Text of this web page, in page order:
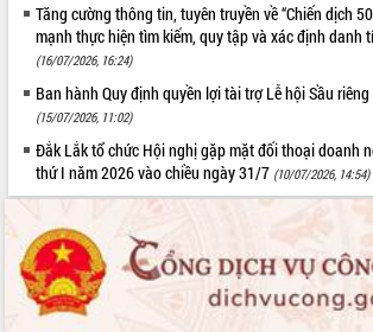
Tăng cường thông tin, tuyên truyền về “Chiến dịch
mạnh thực hiện tìm kiếm, quy tập và xác định danh
(16/07/2026, 16:24)
Ban hành Quy định quyền lợi tài trợ Lễ hội Sầu
(15/07/2026, 11:02)
Đắk Lắk tổ chức Hội nghị gặp mặt đối thoại doanh
thứ I năm 2026 vào chiều ngày 31/7 (10/07/2026, 14:54)